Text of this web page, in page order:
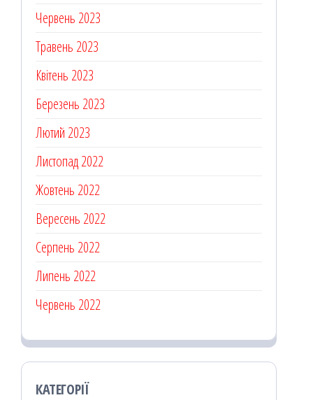
Червень 2023
Травень 2023
Квітень 2023
Березень 2023
Лютий 2023
Листопад 2022
Жовтень 2022
Вересень 2022
Серпень 2022
Липень 2022
Червень 2022
КАТЕГОРІЇ